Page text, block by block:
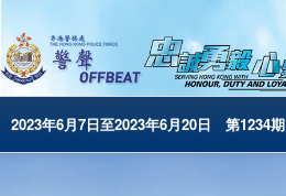
2023年6月7日至2023年6月20日 第1234期